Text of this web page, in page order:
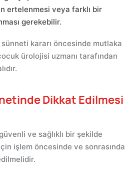
ertelenmesi veya farklı bir
gerekebilir.
kararı öncesinde mutlaka
ürolojisi uzmanı tarafından
Dikkat Edilmesi
ve sağlıklı bir şekilde
işlem öncesinde ve sonrasında